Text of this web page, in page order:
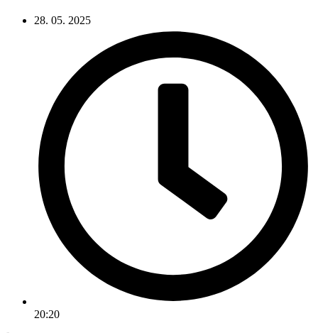
28. 05. 2025
20:20